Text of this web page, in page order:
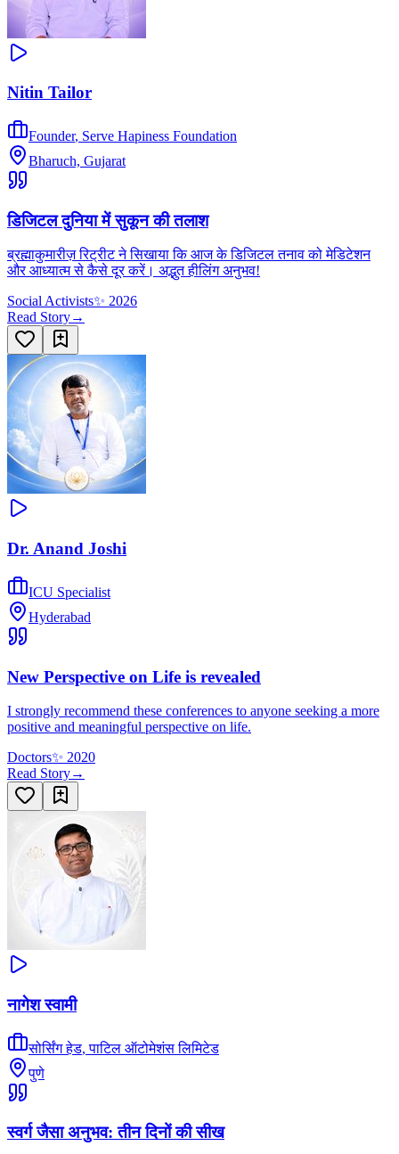
Nitin Tailor
Founder, Serve Hapiness Foundation
Bharuch, Gujarat
डिजिटल दुनिया में सुकून की तलाश
ब्रह्माकुमारीज़ रिट्रीट ने सिखाया कि आज के डिजिटल तनाव को मेडिटेशन
और आध्यात्म से कैसे दूर करें। अद्भुत हीलिंग अनुभव!
Social Activists✨ 2026
Read Story→
Dr. Anand Joshi
ICU Specialist
Hyderabad
New Perspective on Life is revealed
I strongly recommend these conferences to anyone seeking a more
positive and meaningful perspective on life.
Doctors✨ 2020
Read Story→
नागेश स्वामी
सोर्सिंग हेड,पाटिल ऑटोमेशंस लिमिटेड
पुणे
स्वर्ग जैसा अनुभव: तीन दिनों की सीख